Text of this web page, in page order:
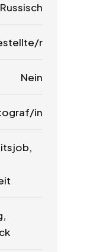
r
Nein
in